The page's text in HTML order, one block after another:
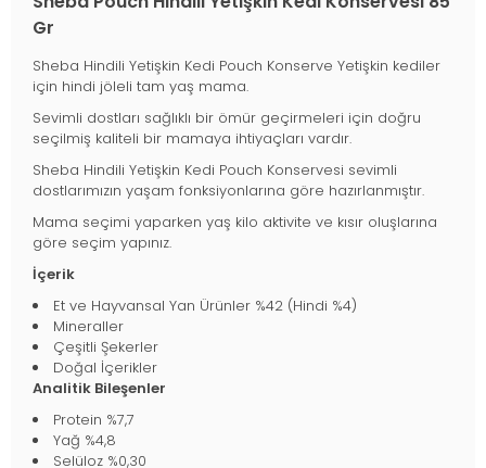
Gr
Sheba Hindili Yetişkin Kedi Pouch Konserve Yetişkin kediler
için hindi jöleli tam yaş mama.
Sevimli dostları sağlıklı bir ömür geçirmeleri için doğru
seçilmiş kaliteli bir mamaya ihtiyaçları vardır.
Sheba Hindili Yetişkin Kedi Pouch Konservesi sevimli
dostlarımızın yaşam fonksiyonlarına göre hazırlanmıştır.
Mama seçimi yaparken yaş kilo aktivite ve kısır oluşlarına
göre seçim yapınız.
İçerik
Et ve Hayvansal Yan Ürünler %42 (Hindi %4)
Mineraller
Çeşitli Şekerler
Doğal İçerikler
Analitik Bileşenler
Protein %7,7
Yağ %4,8
Selüloz %0,30